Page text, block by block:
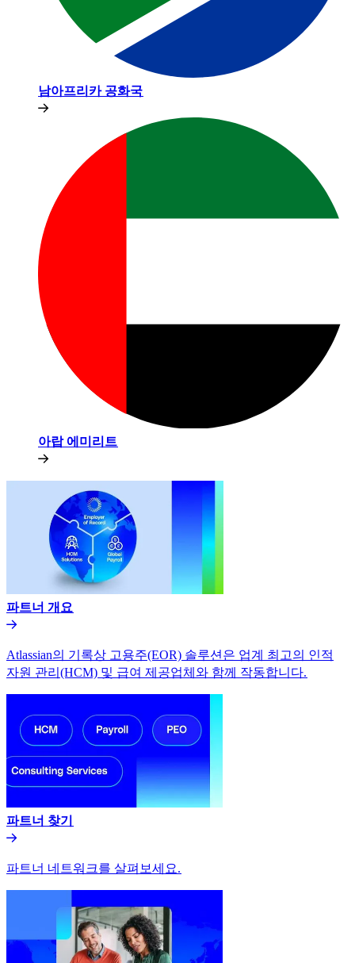
남아프리카 공화국​​
아랍 에미리트​​
파트너 개요​​
Atlassian의 기록상 고용주(EOR) 솔루션은 업계 최고의 인적
자원 관리(HCM) 및 급여 제공업체와 함께 작동합니다.​​
파트너 찾기​​
파트너 네트워크를 살펴보세요.​​